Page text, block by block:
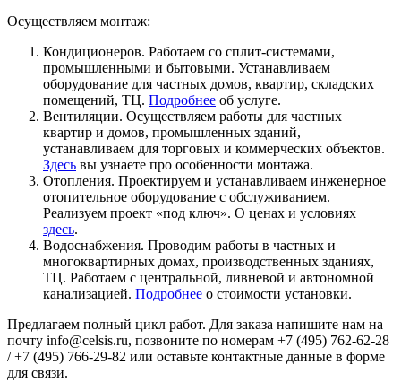
Осуществляем монтаж:
Кондиционеров. Работаем со сплит-системами,
промышленными и бытовыми. Устанавливаем
оборудование для частных домов, квартир, складских
помещений, ТЦ. Подробнее об услуге.
Вентиляции. Осуществляем работы для частных
квартир и домов, промышленных зданий,
устанавливаем для торговых и коммерческих объектов.
Здесь вы узнаете про особенности монтажа.
Отопления. Проектируем и устанавливаем инженерное
отопительное оборудование с обслуживанием.
Реализуем проект «под ключ». О ценах и условиях
здесь.
Водоснабжения. Проводим работы в частных и
многоквартирных домах, производственных зданиях,
ТЦ. Работаем с центральной, ливневой и автономной
канализацией. Подробнее о стоимости установки.
Предлагаем полный цикл работ. Для заказа напишите нам на
почту info@celsis.ru, позвоните по номерам +7 (495) 762-62-28
/ +7 (495) 766-29-82 или оставьте контактные данные в форме
для связи.